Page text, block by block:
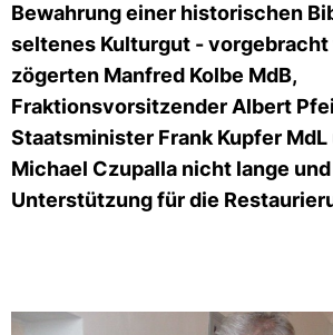
Bewahrung einer historischen
seltenes Kulturgut - vorgebracht
zögerten Manfred Kolbe MdB,
Fraktionsvorsitzender Albert
Staatsminister Frank Kupfer MdL
Michael Czupalla nicht lange
Unterstützung für die